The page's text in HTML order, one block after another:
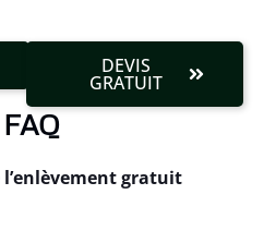
DEVIS
GRATUIT
FAQ
gratuit